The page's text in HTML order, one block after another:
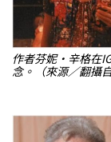
作者芬妮・辛格在
念。（來源／翻攝